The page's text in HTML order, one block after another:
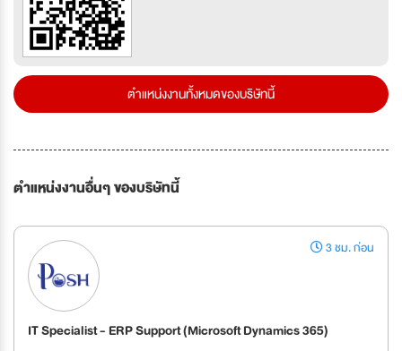
ตำแหน่งงานทั้งหมดของบริษัทนี้
ตำแหน่งงานอื่นๆ ของบริษัทนี้
3 ชม. ก่อน
IT Specialist - ERP Support (Microsoft Dynamics 365)